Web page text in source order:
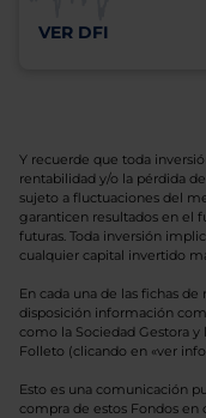
VER DFI
Y recuerde que toda
rentabilidad y/o la pérdida
sujeto a fluctuaciones del
garanticen resultados en el
futuras. Toda inversión
cualquier capital invertido
En cada una de las fichas
disposición información
como la Sociedad Gestora
Folleto (clicando en «ver
Esto es una comunicación
compra de estos Fondos